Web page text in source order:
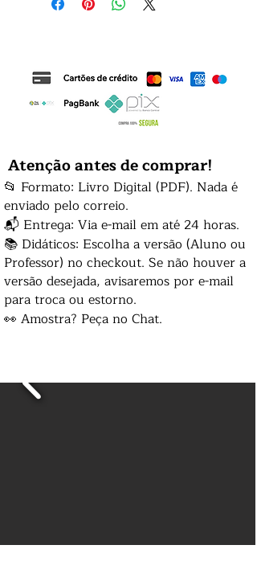
Atenção antes de comprar!
📂 Formato: Livro Digital (PDF). Nada é
enviado pelo correio.
📬 Entrega: Via e-mail em até 24 horas.
📚 Didáticos: Escolha a versão (Aluno ou
Professor) no checkout. Se não houver a
versão desejada, avisaremos por e-mail
para troca ou estorno.
👀 Amostra? Peça no Chat.